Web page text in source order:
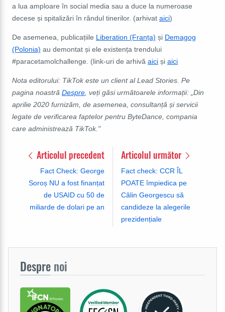
a lua amploare în social media sau a duce la numeroase
decese și spitalizări în rândul tinerilor. (arhivat aici)
De asemenea, publicațiile Liberation (Franța) și Demagog
(Polonia) au demontat și ele existența trendului
#paracetamolchallenge. (link-uri de arhivă aici și aici
Nota editorului: TikTok este un client al Lead Stories. Pe
pagina noastră Despre, veți găsi următoarele informații: „Din
aprilie 2020 furnizăm, de asemenea, consultanță și servicii
legate de verificarea faptelor pentru ByteDance, compania
care administrează TikTok."
Articolul precedent
Fact Check: George
Soroș NU a fost finanțat
de USAID cu 50 de
miliarde de dolari pe an
Articolul următor
Fact check: CCR ÎL
POATE împiedica pe
Călin Georgescu să
candideze la alegerile
prezidențiale
Despre noi